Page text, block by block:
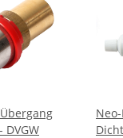
DVGW